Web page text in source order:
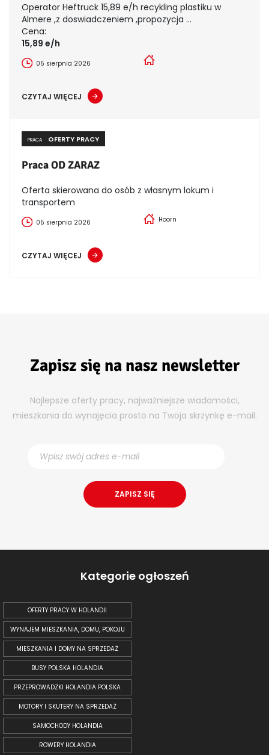
Operator Heftruck 15,89 e/h recykling plastiku w
Almere ,z doswiadczeniem ,propozycja ...
Cena:
15,89 e/h
05 sierpnia 2026
CZYTAJ WIĘCEJ
PRACA OFERTY PRACY
Praca OD ZARAZ
Oferta skierowana do osób z własnym lokum i
transportem
05 sierpnia 2026 Hoorn
CZYTAJ WIĘCEJ
Zapisz się na nasz newsletter
Najlepsze oferty pracy, najważniejsze wiadomości,
mieszkania do wynajęcia prosto na Twoja skrzynkę e-mail.
Kategorie ogłoszeń
OFERTY PRACY W HOLANDII
WYNAJEM MIESZKANIA, DOMU, POKOJU
MIESZKANIA I DOMY NA SPRZEDAŻ
BUSY POLSKA HOLANDIA
PRZEPROWADZKI HOLANDIA POLSKA
MOTORY I SKUTERY NA SPRZEDAŻ
SAMOCHODY HOLANDIA
ROWERY HOLANDIA